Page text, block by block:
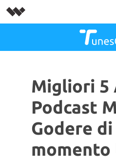
Migliori 5
Podcast
Godere